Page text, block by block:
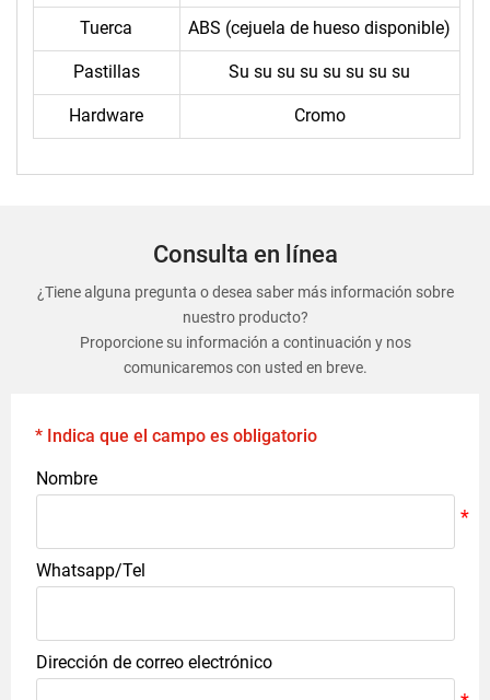
Tuerca ABS (cejuela de hueso disponible)
Pastillas Su su su su su su su su
Hardware Cromo
Consulta en línea
¿Tiene alguna pregunta o desea saber más información sobre
nuestro producto?
Proporcione su información a continuación y nos
comunicaremos con usted en breve.
* Indica que el campo es obligatorio
Nombre
Whatsapp/Tel
Dirección de correo electrónico